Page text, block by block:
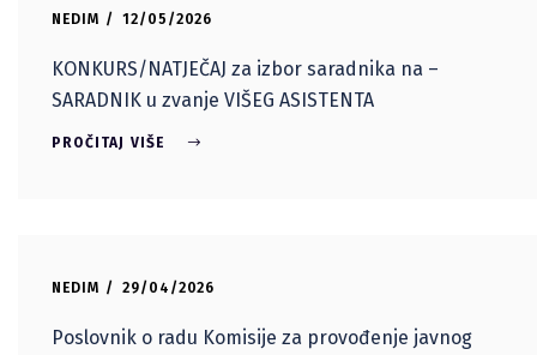
NEDIM 12/05/2026
KONKURS/NATJEČAJ za izbor saradnika na –
SARADNIK u zvanje VIŠEG ASISTENTA
PROČITAJ VIŠE
NEDIM 29/04/2026
Poslovnik o radu Komisije za provođenje javnog